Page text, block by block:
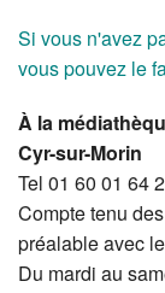
Si vous n'avez
vous pouvez le
À la
Cyr-sur-Morin
Tel 01 60 01 64
Compte tenu
préalable avec
Du mardi au